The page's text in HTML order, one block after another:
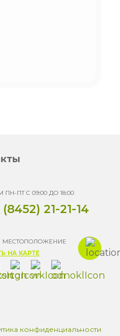
ПН-ПТ С 09:00 ДО 18:00
21-21-14
МЕСТОПОЛОЖЕНИЕ
НА КАРТЕ
конфиденциальности